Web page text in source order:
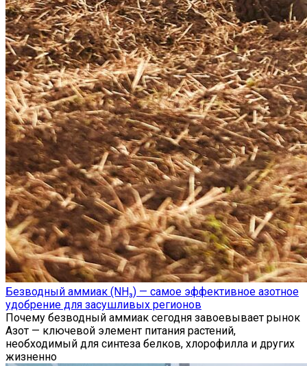
Безводный аммиак (NH₃) — самое эффективное азотное
удобрение для засушливых регионов
Почему безводный аммиак сегодня завоевывает рынок
Азот — ключевой элемент питания растений,
необходимый для синтеза белков, хлорофилла и других
жизненно